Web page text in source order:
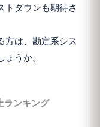
トダウンも期待さ
方は、勘定系シス
うか。
ランキング